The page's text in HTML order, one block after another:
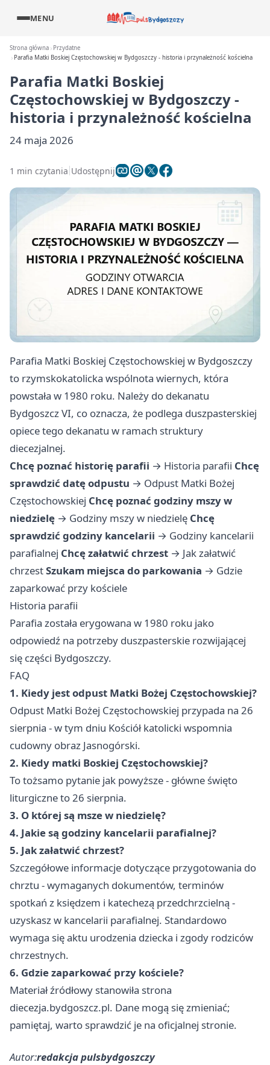
MENU
Strona główna
Przydatne
Parafia Matki Boskiej Częstochowskiej w Bydgoszczy - historia i przynależność kościelna
Parafia Matki Boskiej
Częstochowskiej w Bydgoszczy -
historia i przynależność kościelna
24 maja 2026
1 min czytania Udostępnij
Parafia Matki Boskiej Częstochowskiej w Bydgoszczy
to rzymskokatolicka wspólnota wiernych, która
powstała w 1980 roku. Należy do dekanatu
Bydgoszcz VI, co oznacza, że podlega duszpasterskiej
opiece tego dekanatu w ramach struktury
diecezjalnej.
Chcę poznać historię parafii → Historia parafii Chcę
sprawdzić datę odpustu → Odpust Matki Bożej
Częstochowskiej Chcę poznać godziny mszy w
niedzielę → Godziny mszy w niedzielę Chcę
sprawdzić godziny kancelarii → Godziny kancelarii
parafialnej Chcę załatwić chrzest → Jak załatwić
chrzestSzukam miejsca do parkowania → Gdzie
zaparkować przy kościele
Historia parafii
Parafia została erygowana w 1980 roku jako
odpowiedź na potrzeby duszpasterskie rozwijającej
się części Bydgoszczy.
FAQ
1. Kiedy jest odpust Matki Bożej Częstochowskiej?
Odpust Matki Bożej Częstochowskiej przypada na 26
sierpnia - w tym dniu Kościół katolicki wspomnia
cudowny obraz Jasnogórski.
2. Kiedy matki Boskiej Częstochowskiej?
To tożsamo pytanie jak powyższe - główne święto
liturgiczne to 26 sierpnia.
3. O której są msze w niedzielę?
4. Jakie są godziny kancelarii parafialnej?
5. Jak załatwić chrzest?
Szczegółowe informacje dotyczące przygotowania do
chrztu - wymaganych dokumentów, terminów
spotkań z księdzem i katechezą przedchrzcielną -
uzyskasz w kancelarii parafialnej. Standardowo
wymaga się aktu urodzenia dziecka i zgody rodziców
chrzestnych.
6. Gdzie zaparkować przy kościele?
Materiał źródłowy stanowiła strona
diecezja.bydgoszcz.pl. Dane mogą się zmieniać;
pamiętaj, warto sprawdzić je na oficjalnej stronie.
Autor:redakcja pulsbydgoszczy